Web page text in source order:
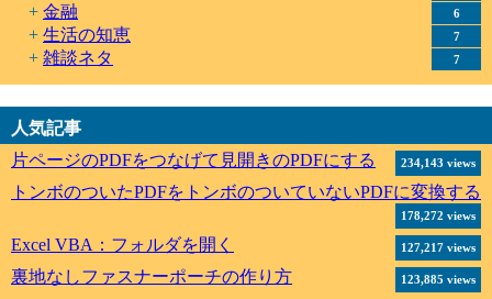
金融 6
生活の知恵 7
雑談ネタ 7
人気記事
片ページのPDFをつなげて見開きのPDFにする
234,143 views
トンボのついたPDFをトンボのついていないPDFに変換する
178,272 views
Excel VBA：フォルダを開く 127,217 views
裏地なしファスナーポーチの作り方 123,885 views